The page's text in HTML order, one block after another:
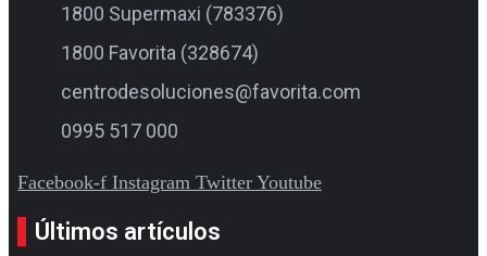
1800 Supermaxi (783376)
1800 Favorita (328674)
centrodesoluciones@favorita.com
0995 517 000
Facebook-f Instagram Twitter Youtube
Últimos artículos